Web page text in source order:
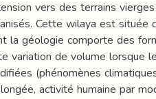
vers des terrains
Cette wilaya est située
la géologie comporte des
variation de volume lorsque
(phénomènes
activité humaine par